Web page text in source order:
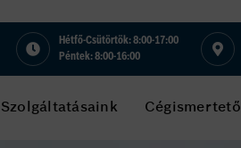
Hétfő-Csütörtök: 8:00-17:00
Péntek: 8:00-16:00
Szolgáltatásaink Cégismertető